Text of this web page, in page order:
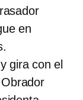
en
gira con el